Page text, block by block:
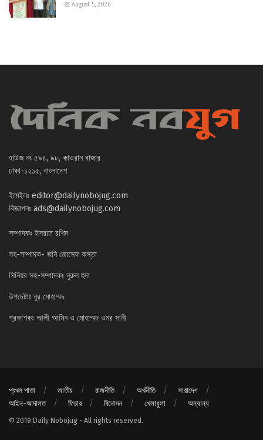
August 5, 2026
হাউজ নং ৫৯৪, ৯৮, কাওরান বাজার
ঢাকা-১২১৫, বাংলাদেশ
ইমেইলঃ editor@dailynobojug.com
বিজ্ঞাপনঃ ads@dailynobojug.com
সম্পাদকঃ ইসরাত রশিদ
সহ-সম্পাদক- জনি জোসেফ কস্তা
সিনিয়র সহ-সম্পাদকঃ নুরুল হুদা
উপদেষ্টাঃ নূর মোহাম্মদ
প্রকাশকঃ আলী আমিন ও মোহাম্মদ ওমর সানী
প্রথম পাতা জাতীয় রাজনীতি অর্থনীতি
সারাদেশ
আইন-আদালত
ফিচার বিনোদন খেলাধুলা অন্যান্য
© 2019 Daily Nobojug - All rights reserved.